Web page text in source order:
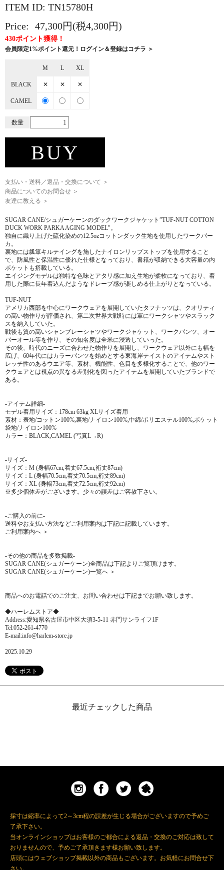
ITEM ID: TN15780H
Price:
47,300円(税4,300円)
430ポイント獲得！
会員限定1%ポイント還元！ログイン＆登録はコチラ ＞
M L XL
BLACK ✕ ✕ ✕
CAMEL
数量
BUY
支払い・送料／返品・交換について ＞
商品についてのお問合せ ＞
友達に教える ＞
SUGAR CANE/シュガーケーンのダックワークジャケット”TUF-NUT COTTON
DUCK WORK PARKA AGING MODEL"。
独自に織り上げた硫化染めの12.5ozコットンダック生地を使用したワークパー
カ。
裏地には瓢箪キルテイングを施したナイロンリップストップを使用すること
で、防風性と保温性に優れた仕様となっており、書籍が収納できる大容量の内
ポケットも搭載している。
エイジングモデルは独特な色味とアタリ感に加え生地が柔軟になっており、着
用した際に長年着込んだようなドレープ感が楽しめる仕上がりとなっている。
TUF-NUT
アメリカ西部を中心にワークウェアを展開していたタフナッツは、クオリティ
の高い物作りが評価され、第二次世界大戦時には軍にワークシャツやスラック
スを納入していた。
戦後も質の高いシャンブレーシャツやワークジャケット、ワークパンツ、オー
バーオール等を作り、その知名度は全米に浸透していった。
その後、時代のニーズに合わせた物作りを展開し、ワークウェア以外にも幅を
広げ、60年代にはカラーパンツを始めとする東海岸テイストのアイテムやスト
レッチ性のあるウエア等、素材、機能性、色目を多様化することで、他のワー
クウェアとは視点の異なる差別化を図ったアイテムを展開していたブランドで
ある。
-アイテム詳細-
モデル着用サイズ：178cm 63kg XLサイズ着用
素材：表地/コットン100%,裏地/ナイロン100%,中綿/ポリエステル100%,ポケット
袋地/ナイロン100%
カラー：BLACK,CAMEL (写真L→R)
-サイズ-
サイズ：M (身幅67cm,着丈67.5cm,裄丈87cm)
サイズ：L (身幅70.5cm,着丈70.5cm,裄丈89cm)
サイズ：XL (身幅73cm,着丈72.5cm,裄丈92cm)
※多少個体差がございます。少々の誤差はご容赦下さい。
-ご購入の前に-
送料やお支払い方法などご利用案内は下記に記載しています。
ご利用案内へ ＞
-その他の商品を多数掲載-
SUGAR CANE(シュガーケーン)全商品は下記よりご覧頂けます。
SUGAR CANE(シュガーケーン)一覧へ ＞
商品へのお電話でのご注文、お問い合わせは下記までお願い致します。
◆ハーレムストア◆
Address:愛知県名古屋市中区大須3-5-11 赤門サンライフ1F
Tel:052-261-4770
E-mail:info@harlem-store.jp
2025.10.29
最近チェックした商品
採寸は縮率によって2～3cm程の誤差が生じる場合がございますので予めご
了承下さい。
当オンラインショップはお客様のご都合による返品・交換のご対応は致して
おりませんので、予めご了承頂きます様お願い致します。
店頭にはウェブショップ掲載以外の商品もございます。お気軽にお問合せ下